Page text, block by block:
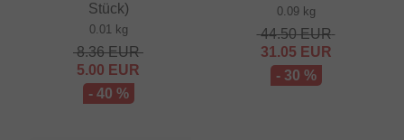
Stück)
0.01 kg
8.36EUR
5.00 EUR
- 40 %
0.09 kg
44.50EUR
31.05 EUR
- 30 %